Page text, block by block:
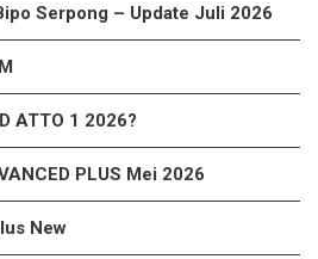
Serpong – Update Juli 2026
ATTO 1 2026?
PLUS Mei 2026
New